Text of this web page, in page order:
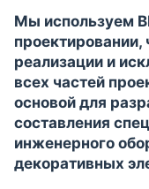
Мы используем
проектировании,
реализации и
всех частей
основой для
составления
инженерного
декоративных